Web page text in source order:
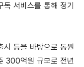
서비스를 통해 정기
시 등을 바탕으로 동원
300억원 규모로 전년